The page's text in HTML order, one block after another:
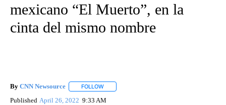
mexicano “El Muerto”, en la
cinta del mismo nombre
By CNN Newsource FOLLOW
Published April 26, 2022 9:33 AM